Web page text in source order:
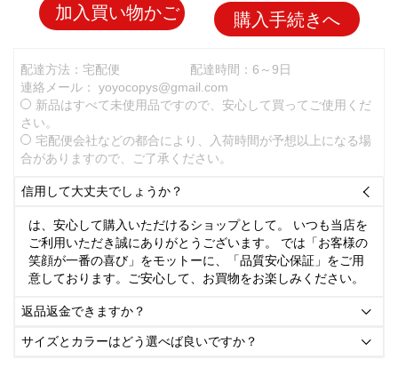
加入買い物かご 購入手続きへ
配達方法：宅配便
配達時間：6～9日
連絡メール： yoyocopys@gmail.com
新品はすべて未使用品ですので、安心して買ってご使用くだ
さい。
宅配便会社などの都合により、入荷時間が予想以上になる場
合がありますので、ご了承ください。
信用して大丈夫でしょうか？ 
は、安心して購入いただけるショップとして。 いつも当店を
ご利用いただき誠にありがとうございます。 では「お客様の
笑顔が一番の喜び」をモットーに、「品質安心保証」をご用
意しております。ご安心して、お買物をお楽しみください。
返品返金できますか？ 
サイズとカラーはどう選べば良いですか？ 